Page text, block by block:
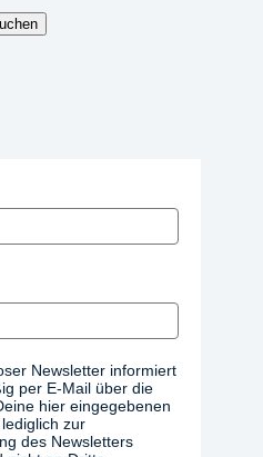
Newsletter informiert
per E-Mail über die
hier eingegebenen
zur
des Newsletters